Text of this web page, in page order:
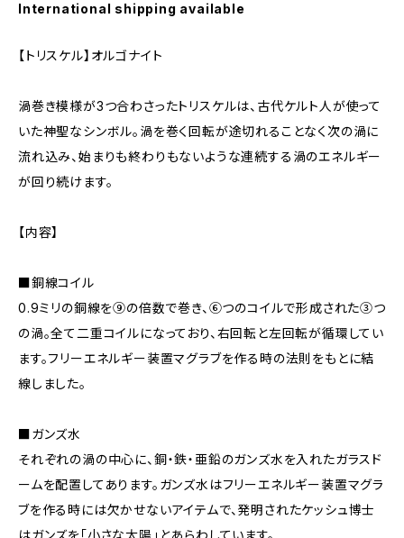
International shipping available
【トリスケル】オルゴナイト
渦巻き模様が3つ合わさったトリスケルは、古代ケルト人が使って
いた神聖なシンボル。渦を巻く回転が途切れることなく次の渦に
流れ込み、始まりも終わりもないような連続する渦のエネルギー
が回り続けます。
【内容】
■銅線コイル
0.9ミリの銅線を⑨の倍数で巻き、⑥つのコイルで形成された③つ
の渦。全て二重コイルになっており、右回転と左回転が循環してい
ます。フリーエネルギー装置マグラブを作る時の法則をもとに結
線しました。
■ガンズ水
それぞれの渦の中心に、銅・鉄・亜鉛のガンズ水を入れたガラスド
ームを配置してあります。ガンズ水はフリーエネルギー装置マグラ
ブを作る時には欠かせないアイテムで、発明されたケッシュ博士
はガンズを「小さな太陽」とあらわしています。